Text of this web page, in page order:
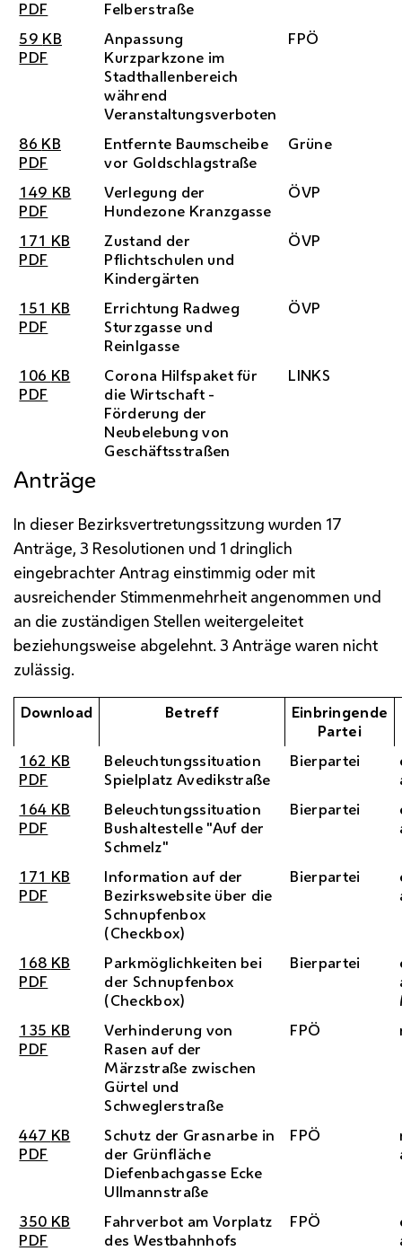
PDF
Felberstraße
59 KB
PDF
Anpassung
Kurzparkzone im
Stadthallenbereich
während
Veranstaltungsverboten
FPÖ
86 KB
PDF
Entfernte Baumscheibe
vor Goldschlagstraße
Grüne
149 KB
PDF
Verlegung der
Hundezone Kranzgasse
ÖVP
171 KB
PDF
Zustand der
Pflichtschulen und
Kindergärten
ÖVP
151 KB
PDF
Errichtung Radweg
Sturzgasse und
Reinlgasse
ÖVP
106 KB
PDF
Corona Hilfspaket für
die Wirtschaft -
Förderung der
Neubelebung von
Geschäftsstraßen
LINKS
Anträge
In dieser Bezirksvertretungssitzung wurden 17
Anträge, 3 Resolutionen und 1 dringlich
eingebrachter Antrag einstimmig oder mit
ausreichender Stimmenmehrheit angenommen und
an die zuständigen Stellen weitergeleitet
beziehungsweise abgelehnt. 3 Anträge waren nicht
zulässig.
Download Betreff
Einbringende
Partei
162 KB
PDF
Beleuchtungssituation
Spielplatz Avedikstraße
Bierpartei
164 KB
PDF
Beleuchtungssituation
Bushaltestelle "Auf der
Schmelz"
Bierpartei
171 KB
PDF
Information auf der
Bezirkswebsite über die
Schnupfenbox
(Checkbox)
Bierpartei
168 KB
PDF
Parkmöglichkeiten bei
der Schnupfenbox
(Checkbox)
Bierpartei
135 KB
PDF
Verhinderung von
Rasen auf der
Märzstraße zwischen
Gürtel und
Schweglerstraße
FPÖ
447 KB
PDF
Schutz der Grasnarbe in
der Grünfläche
Diefenbachgasse Ecke
Ullmannstraße
FPÖ
350 KB
PDF
Fahrverbot am Vorplatz
des Westbahnhofs
FPÖ